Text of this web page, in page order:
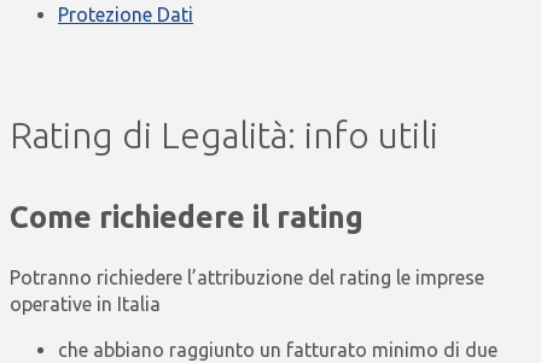
Protezione Dati
Rating di Legalità: info utili
Come richiedere il rating
Potranno richiedere l’attribuzione del rating le imprese
operative in Italia
che abbiano raggiunto un fatturato minimo di due